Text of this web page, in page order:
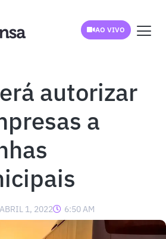
AO VIVO
autorizar
a
ABRIL 1, 2022 6:50 AM